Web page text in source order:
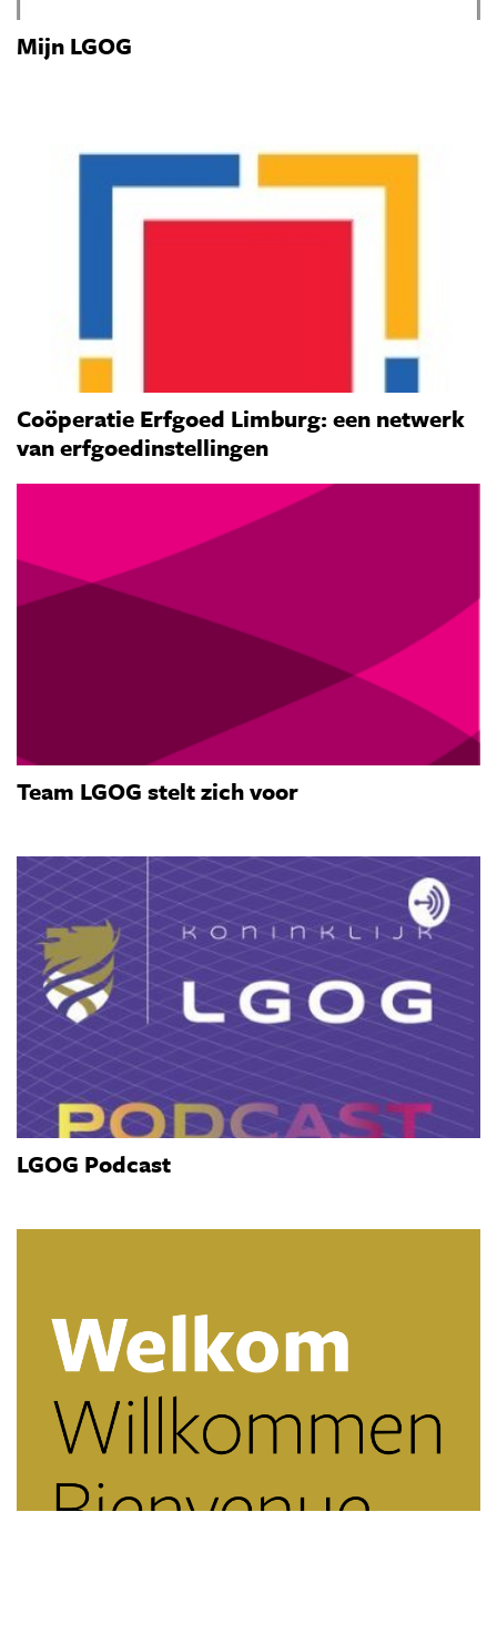
Mijn LGOG
Coöperatie Erfgoed Limburg: een netwerk
van erfgoedinstellingen
Team LGOG stelt zich voor
LGOG Podcast